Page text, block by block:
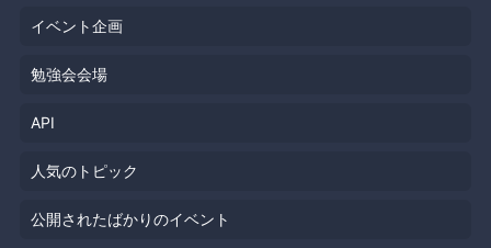
イベント企画
勉強会会場
API
人気のトピック
公開されたばかりのイベント